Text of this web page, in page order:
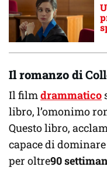
Il romanzo di
Il filmdrammatico
libro, l’omonimo
Questo libro,
capace di
per oltre90